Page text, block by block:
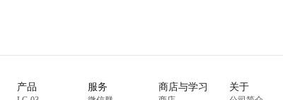
产品 服务 商店与学习 关于